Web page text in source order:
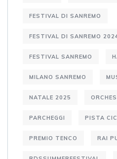
FESTIVAL DI SANREMO
FESTIVAL DI SANREMO
FESTIVAL SANREMO
MILANO SANREMO
NATALE 2025
PARCHEGGI PISTA
PREMIO TENCO RAI